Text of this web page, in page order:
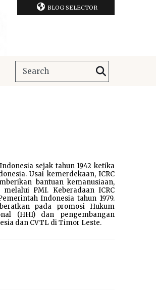
BLOG SELECTOR
sejak tahun 1942 ketika
Usai kemerdekaan, ICRC
bantuan kemanusiaan,
PMI. Keberadaan ICRC
Indonesia tahun 1979.
pada promosi Hukum
(HHI) dan pengembangan
dan CVTL di Timor Leste.